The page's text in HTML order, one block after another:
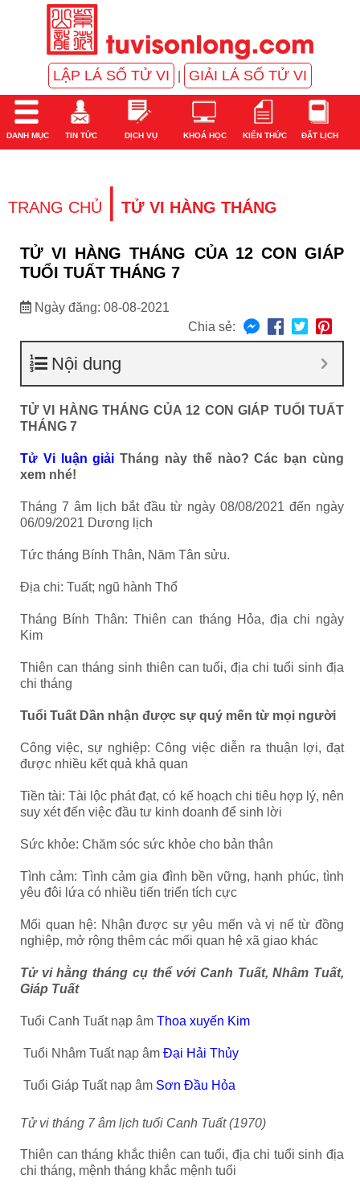
LẬP LÁ SỐ TỬ VI GIẢI LÁ SỐ TỬ VI
DANH MỤC TIN TỨC DỊCH VỤ KHOÁ HỌC KIẾN THỨC ĐẶT LỊCH
TRANG CHỦ | TỬ VI HÀNG THÁNG
TỬ VI HÀNG THÁNG CỦA 12 CON GIÁP
TUỔI TUẤT THÁNG 7
Ngày đăng: 08-08-2021
Chia sẻ:
Nội dung
TỬ VI HÀNG THÁNG CỦA 12 CON GIÁP TUỔI TUẤT
THÁNG 7
Tử Vi luận giải Tháng này thế nào? Các bạn cùng
xem nhé!
Tháng 7 âm lịch bắt đầu từ ngày 08/08/2021 đến ngày
06/09/2021 Dương lịch
Tức tháng Bính Thân, Năm Tân sửu.
Địa chi: Tuất; ngũ hành Thổ
Tháng Bính Thân: Thiên can tháng Hỏa, địa chi ngày
Kim
Thiên can tháng sinh thiên can tuổi, địa chi tuổi sinh địa
chi tháng
Tuổi Tuất Dần nhận được sự quý mến từ mọi người
Công việc, sự nghiệp: Công việc diễn ra thuận lợi, đạt
được nhiều kết quả khả quan
Tiền tài: Tài lộc phát đạt, có kế hoạch chi tiêu hợp lý, nên
suy xét đến việc đầu tư kinh doanh để sinh lời
Sức khỏe: Chăm sóc sức khỏe cho bản thân
Tình cảm: Tình cảm gia đình bền vững, hạnh phúc, tình
yêu đôi lứa có nhiều tiến triển tích cực
Mối quan hệ: Nhận được sự yêu mến và vị nể từ đồng
nghiệp, mở rộng thêm các mối quan hệ xã giao khác
Tử vi hằng tháng cụ thể với Canh Tuất, Nhâm Tuất,
Giáp Tuất
Tuổi Canh Tuất nạp âm Thoa xuyến Kim
Tuổi Nhâm Tuất nạp âm Đại Hải Thủy
Tuổi Giáp Tuất nạp âm Sơn Đầu Hỏa
Tử vi tháng 7 âm lịch tuổi Canh Tuất (1970)
Thiên can tháng khắc thiên can tuổi, địa chi tuổi sinh địa
chi tháng, mệnh tháng khắc mệnh tuổi